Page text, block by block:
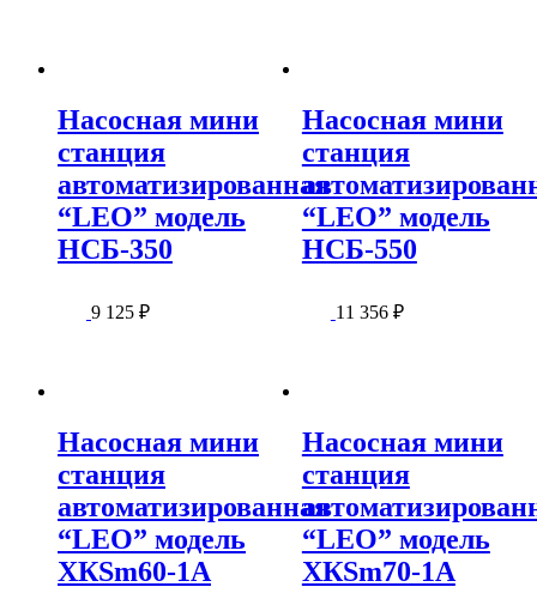
Насосная мини
станция
автоматизированная
“LEO” модель
НСБ-350
9 125 ₽
Насосная мини
станция
“LEO” модель
НСБ-550
11 356 ₽
Насосная мини
станция
автоматизированная
“LEO” модель
ХКSm60-1А
Насосная мини
станция
“LEO” модель
ХКSm70-1А